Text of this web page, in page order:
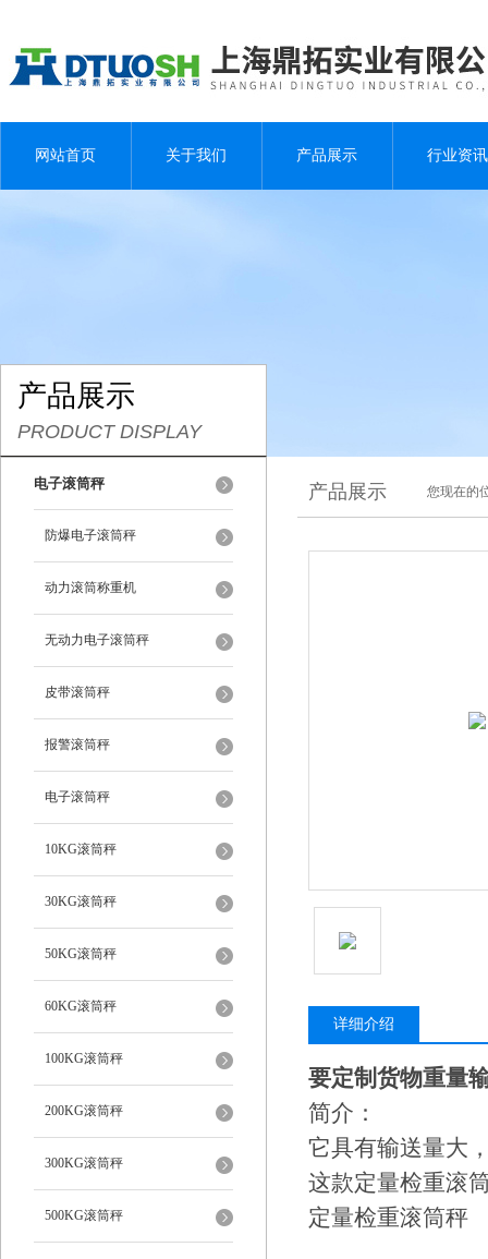
网站首页 关于我们 产品展示 行业资讯
产品展示
PRODUCT DISPLAY
电子滚筒秤
防爆电子滚筒秤
动力滚筒称重机
无动力电子滚筒秤
皮带滚筒秤
报警滚筒秤
电子滚筒秤
10KG滚筒秤
30KG滚筒秤
50KG滚筒秤
60KG滚筒秤
100KG滚筒秤
200KG滚筒秤
300KG滚筒秤
500KG滚筒秤
产品展示 您现在的
详细介绍
要定制货物重量
简介：
它具有输送量大
这款定量检重滚
定量检重滚筒秤